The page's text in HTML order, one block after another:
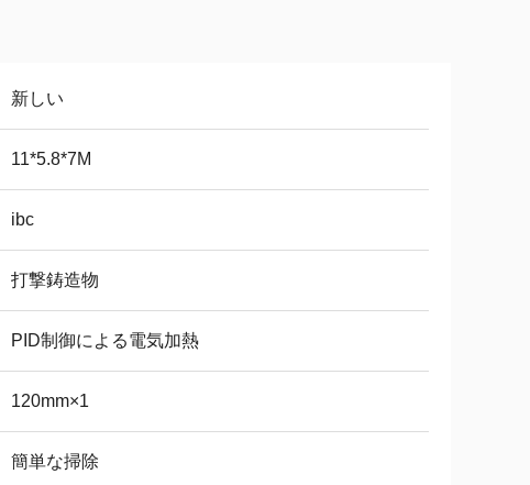
新しい
11*5.8*7M
ibc
打撃鋳造物
PID制御による電気加熱
120mm×1
簡単な掃除